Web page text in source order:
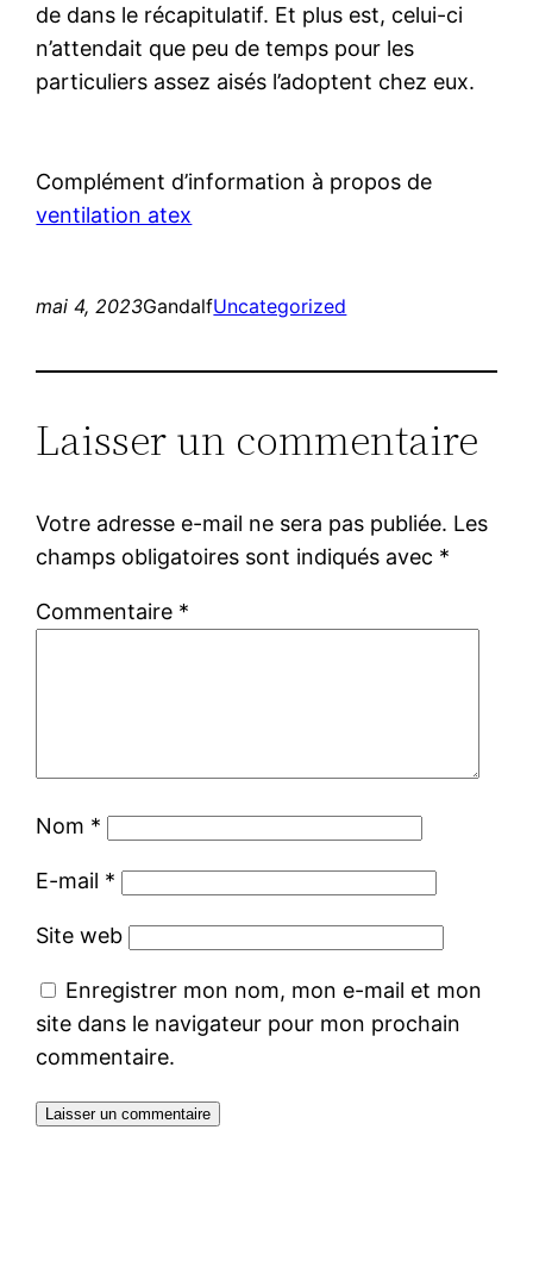
de dans le récapitulatif. Et plus est, celui-ci
n’attendait que peu de temps pour les
particuliers assez aisés l’adoptent chez eux.
Complément d’information à propos de
ventilation atex
mai 4, 2023GandalfUncategorized
Laisser un commentaire
Votre adresse e-mail ne sera pas publiée. Les
champs obligatoires sont indiqués avec *
Commentaire *
Nom *
E-mail *
Site web
Enregistrer mon nom, mon e-mail et mon
site dans le navigateur pour mon prochain
commentaire.